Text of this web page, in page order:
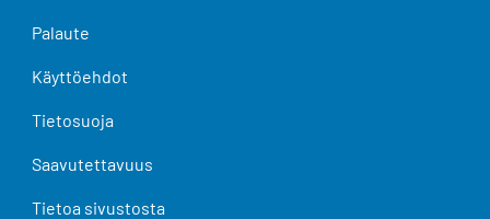
Palaute
Käyttöehdot
Tietosuoja
Saavutettavuus
Tietoa sivustosta